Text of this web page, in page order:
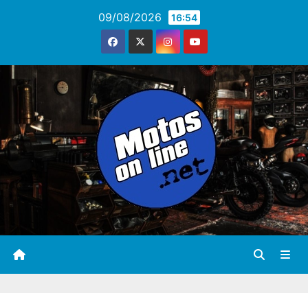
09/08/2026 16:54